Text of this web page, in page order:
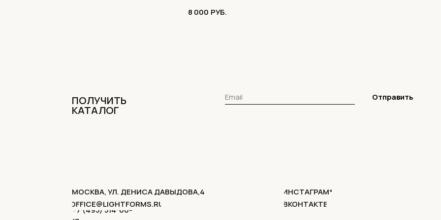
8 000 РУБ.
МОСКВА, УЛ. ДЕНИСА ДАВЫДОВА,4
ПОЛУЧИТЬ
КАТАЛОГ
ИНСТАГРАМ*
ВКОНТАКТЕ
+7 (495) 514-00-
OFFICE@LIGHTFORMS.RU
Отправить